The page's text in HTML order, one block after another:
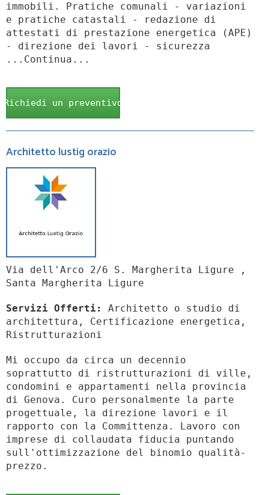
immobili. Pratiche comunali - variazioni
e pratiche catastali - redazione di
attestati di prestazione energetica (APE)
- direzione dei lavori - sicurezza
...Continua...
Richiedi un preventivo
Architetto lustig orazio
Via dell'Arco 2/6 S. Margherita Ligure ,
Santa Margherita Ligure
Servizi Offerti:
Architetto o studio di
architettura, Certificazione energetica,
Ristrutturazioni
Mi occupo da circa un decennio
soprattutto di ristrutturazioni di ville,
condomini e appartamenti nella provincia
di Genova. Curo personalmente la parte
progettuale, la direzione lavori e il
rapporto con la Committenza. Lavoro con
imprese di collaudata fiducia puntando
sull'ottimizzazione del binomio qualità-
prezzo.